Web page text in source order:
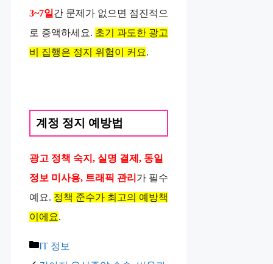
3~7일 간 문제가 없으면 점진적으
로 증액하세요. 초기 과도한 광고
비 집행은 정지 위험이 커요.
계정 정지 예방법
광고 정책 숙지, 실명 결제, 동일
정보 미사용, 트래픽 관리 가 필수
예요. 정책 준수가 최고의 예방책
이에요.
카
IT 정보